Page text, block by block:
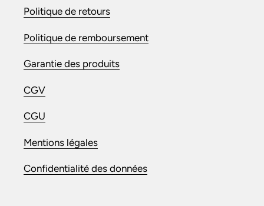
Politique de retours
Politique de remboursement
Garantie des produits
CGV
CGU
Mentions légales
Confidentialité des données